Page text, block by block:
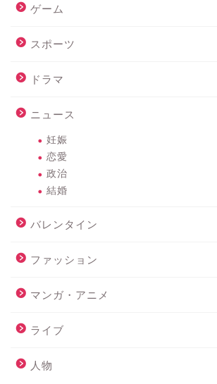
ゲーム
スポーツ
ドラマ
ニュース
妊娠
恋愛
政治
結婚
バレンタイン
ファッション
マンガ・アニメ
ライブ
人物